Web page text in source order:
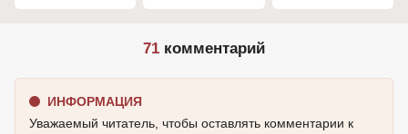
71 комментарий
ИНФОРМАЦИЯ
Уважаемый читатель, чтобы оставлять комментарии к